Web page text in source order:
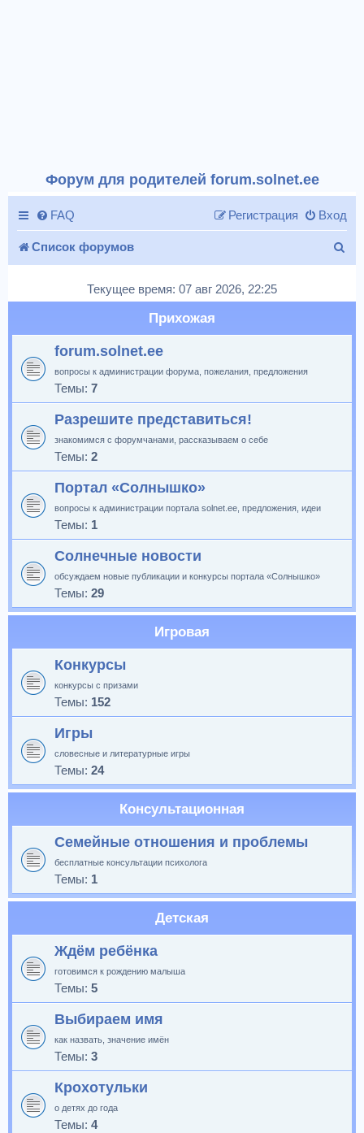
Форум для родителей forum.solnet.ee
FAQ Вход
Регистрация
Список форумов
и
Текущее время: 07 авг 2026, 22:25
Прихожая
forum.solnet.ee
вопросы к администрации форума, пожелания, предложения
Темы: 7
Разрешите представиться!
знакомимся с форумчанами, рассказываем о себе
Темы: 2
Портал «Солнышко»
вопросы к администрации портала solnet.ee, предложения, идеи
Темы: 1
Солнечные новости
обсуждаем новые публикации и конкурсы портала «Солнышко»
Темы: 29
Игровая
Конкурсы
конкурсы с призами
Темы: 152
Игры
словесные и литературные игры
Темы: 24
Консультационная
Семейные отношения и проблемы
бесплатные консультации психолога
Темы: 1
Детская
Ждём ребёнка
готовимся к рождению малыша
Темы: 5
Выбираем имя
как назвать, значение имён
Темы: 3
Крохотульки
о детях до года
Темы: 4